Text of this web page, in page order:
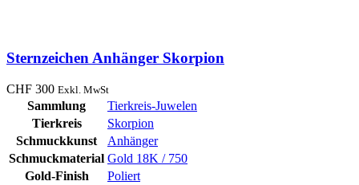
Sternzeichen Anhänger Skorpion
CHF 300 Exkl. MwSt
Sammlung
Tierkreis-Juwelen
Tierkreis
Skorpion
Schmuckkunst
Anhänger
Schmuckmaterial Gold 18K / 750
Gold-Finish
Poliert